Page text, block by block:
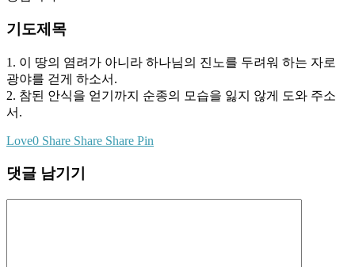
기도제목
1. 이 땅의 염려가 아니라 하나님의 진노를 두려워 하는 자로
광야를 걷게 하소서.
2. 참된 안식을 얻기까지 순종의 모습을 잃지 않게 도와 주소
서.
Love0 Share Share Share Pin
댓글 남기기